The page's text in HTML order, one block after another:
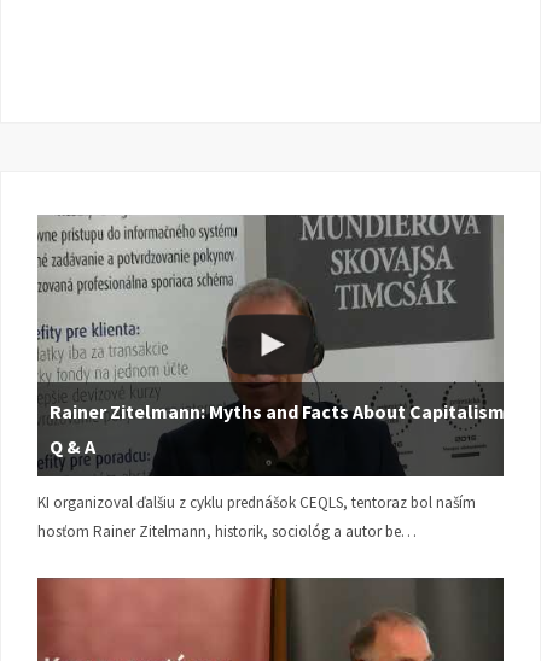
Rainer Zitelmann: Myths and Facts About Capitalism |
Q & A
KI organizoval ďalšiu z cyklu prednášok CEQLS, tentoraz bol naším
hosťom Rainer Zitelmann, historik, sociológ a autor be…